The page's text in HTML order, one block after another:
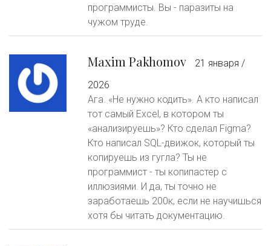
программисты. Вы - паразиты на
чужом труде.
Maxim Pakhomov
21 января /
2026
Ага. «Не нужно кодить». А кто написал
тот самый Excel, в котором ты
«анализируешь»? Кто сделал Figma?
Кто написал SQL-движок, который ты
копируешь из гугла? Ты не
программист - ты копипастер с
иллюзиями. И да, ты точно не
заработаешь 200к, если не научишься
хотя бы читать документацию.